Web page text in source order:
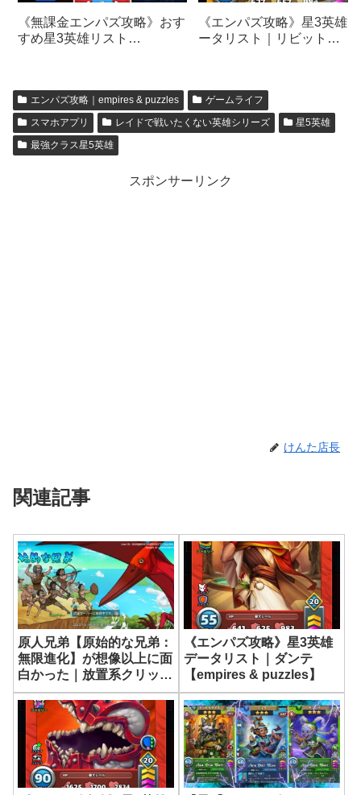
《無課金エンパズ攻略》おす
すめ星3英雄リスト
《エンパズ攻略》星3英雄デ
ータリスト｜リビット
エンパズ攻略｜empires & puzzles
ゲームライフ
スマホアプリ
レイドで戦いたくない英雄シリーズ
星5英雄
最強クラス星5英雄
スポンサーリンク
けんた店長
関連記事
原人兄弟【原始的な兄弟：
無限進化】が想像以上に面
白かった｜放置系クリッカ
ー【プリミティブブラザー
ズ】
《エンパズ攻略》星3英雄
データリスト｜ダンテ
【empires & puzzles】